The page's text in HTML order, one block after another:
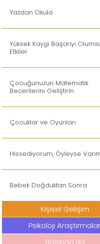
Yazdan Okula
Yüksek Kaygı Başarıyı
Etkiler
Çocuğunuzun Matematik
Becerilerini Geliştirin
Çocuklar ve Oyunları
Hissediyorum, Öyleyse
Bebek Doğduktan Sonra
Kişisel Gelişim
Psikoloji
Basında Biz